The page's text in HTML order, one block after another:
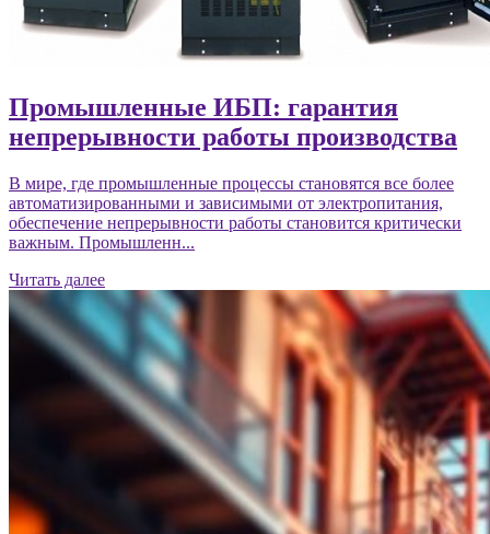
Промышленные ИБП: гарантия
непрерывности работы производства
В мире, где промышленные процессы становятся все более
автоматизированными и зависимыми от электропитания,
обеспечение непрерывности работы становится критически
важным. Промышленн...
Читать далее